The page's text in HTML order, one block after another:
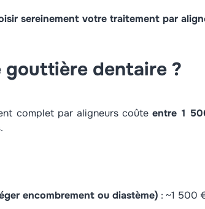
sereinement votre traitement par
gouttière dentaire ?
complet par aligneurs coûteentre 1
encombrement ou diastème) : ~1 500